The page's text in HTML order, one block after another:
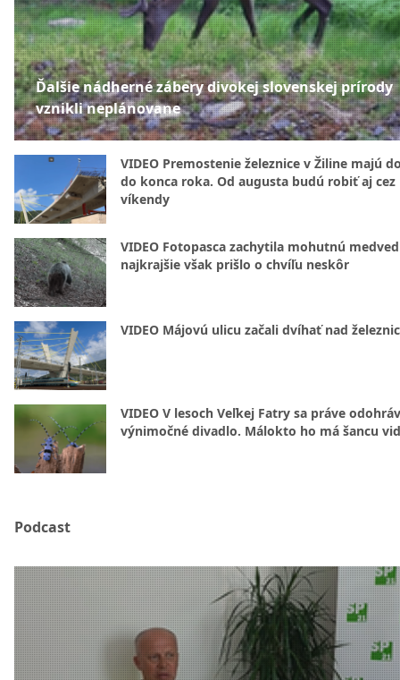
Ďalšie nádherné zábery divokej slovenskej prírody
vznikli neplánovane
VIDEO Premostenie železnice v Žiline majú
do konca roka. Od augusta budú robiť aj cez
víkendy
VIDEO Fotopasca zachytila mohutnú
najkrajšie však prišlo o chvíľu neskôr
VIDEO Májovú ulicu začali dvíhať nad
VIDEO V lesoch Veľkej Fatry sa práve
výnimočné divadlo. Málokto ho má šancu
Podcast